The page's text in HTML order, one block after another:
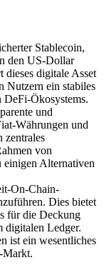
Stablecoin,
den US-Dollar
dieses digitale Asset
Nutzern ein stabiles
DeFi-Ökosystems.
und
Währungen und
zentrales
von
einigen Alternativen
On-Chain-
Dies bietet
für die Deckung
digitalen Ledger.
ist ein wesentliches
Markt.